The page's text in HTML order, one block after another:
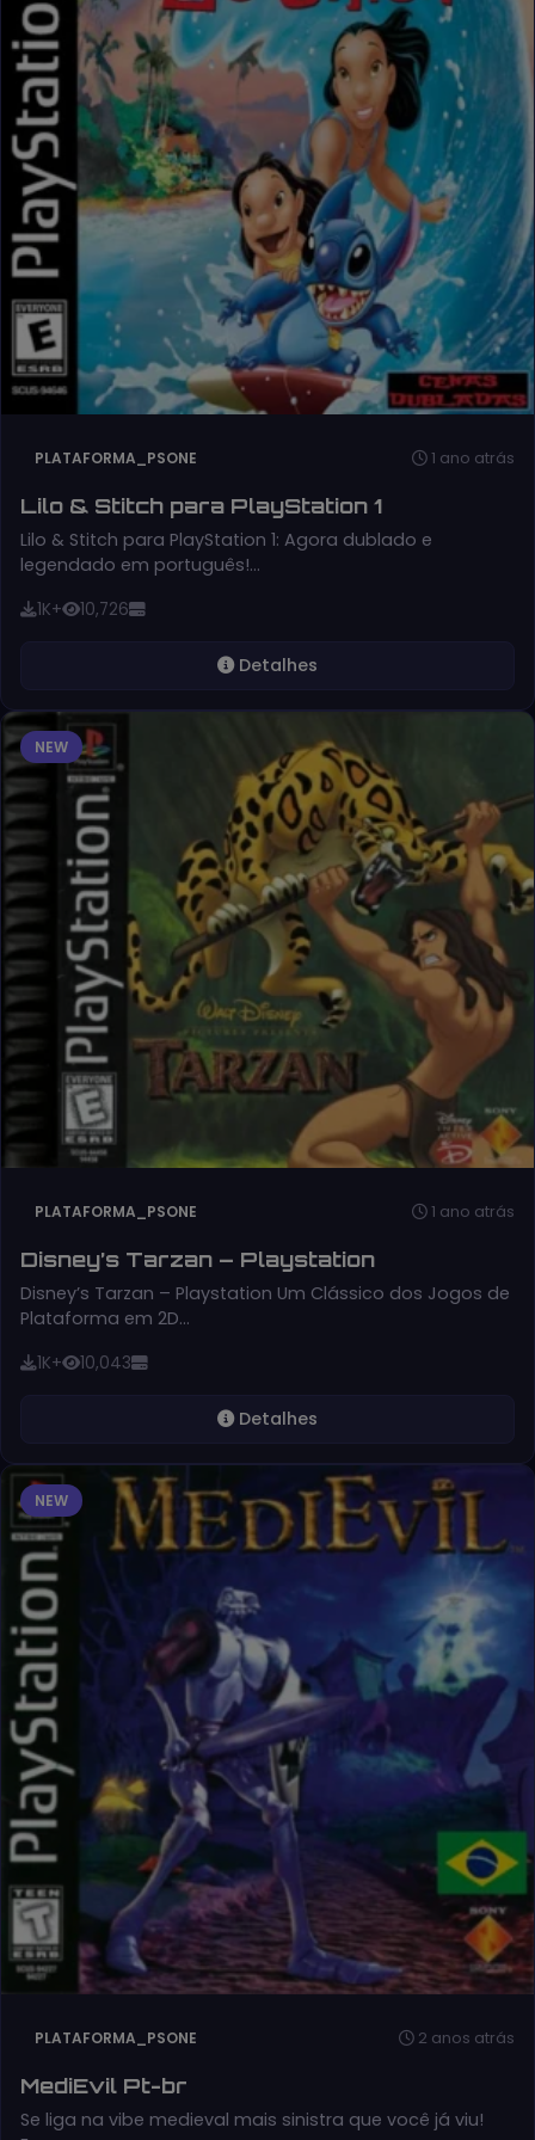
PLATAFORMA_PSONE 1 ano atrás
Lilo & Stitch para PlayStation 1
Lilo & Stitch para PlayStation 1: Agora dublado e
legendado em português!…
1K+ 10,726
Detalhes
NEW
PLATAFORMA_PSONE 1 ano atrás
Disney’s Tarzan – Playstation
Disney’s Tarzan – Playstation Um Clássico dos Jogos de
Plataforma em 2D…
1K+ 10,043
Detalhes
NEW
PLATAFORMA_PSONE 2 anos atrás
MediEvil Pt-br
Se liga na vibe medieval mais sinistra que você já viu!